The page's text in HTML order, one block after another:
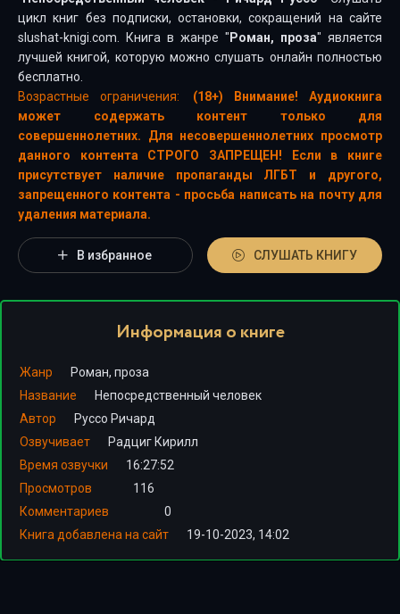
цикл книг без подписки, остановки, сокращений на сайте
slushat-knigi.com. Книга в жанре " Роман, проза" является
лучшей книгой, которую можно слушать онлайн полностью
бесплатно.
Возрастные ограничения:
(18+) Внимание! Аудиокнига
может содержать контент только для
совершеннолетних. Для несовершеннолетних просмотр
данного контента СТРОГО ЗАПРЕЩЕН! Если в книге
присутствует наличие пропаганды ЛГБТ и другого,
запрещенного контента - просьба написать на почту для
удаления материала.
В избранное СЛУШАТЬ КНИГУ
Информация о книге
Жанр
Роман, проза
Название
Непосредственный человек
Автор
Руссо Ричард
Озвучивает
Радциг Кирилл
Время озвучки
16:27:52
Просмотров
116
Комментариев
0
Книга добавлена на сайт
19-10-2023, 14:02